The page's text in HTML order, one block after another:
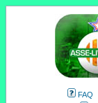
FAQ